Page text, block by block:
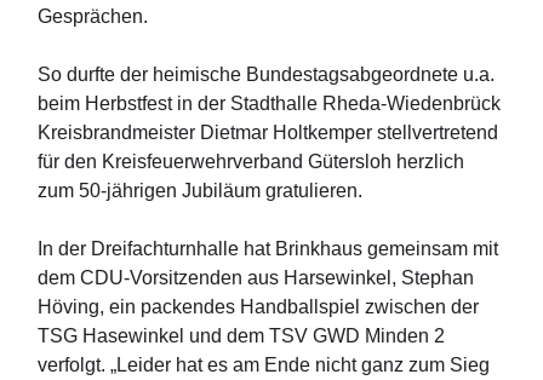
Gesprächen.
So durfte der heimische Bundestagsabgeordnete u.a.
beim Herbstfest in der Stadthalle Rheda-Wiedenbrück
Kreisbrandmeister Dietmar Holtkemper stellvertretend
für den Kreisfeuerwehrverband Gütersloh herzlich
zum 50-jährigen Jubiläum gratulieren.
In der Dreifachturnhalle hat Brinkhaus gemeinsam mit
dem CDU-Vorsitzenden aus Harsewinkel, Stephan
Höving, ein packendes Handballspiel zwischen der
TSG Hasewinkel und dem TSV GWD Minden 2
verfolgt. „Leider hat es am Ende nicht ganz zum Sieg